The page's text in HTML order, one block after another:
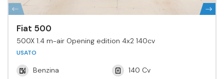
Fiat 500
500X 1.4 m-air Opening edition 4x2 140cv
USATO
Benzina
140 Cv